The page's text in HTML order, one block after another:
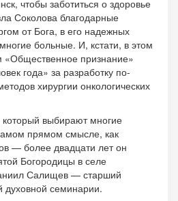
чтобы заботиться о здоровье
Соколова благодарные
от Бога, в его надежных
больные. И, кстати, в этом
«Общественное признание»
года» за разработку по-
хирургии онкологических
выбирают многие
прямом смысле, как
— более двадцати лет он
Богородицы в селе
Салищев — старший
духовной семинарии.